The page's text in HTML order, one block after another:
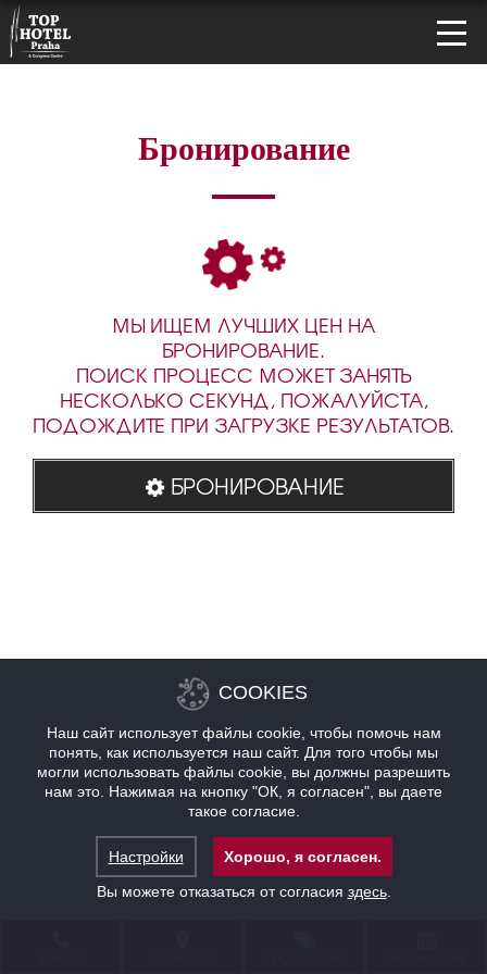
Бронирование
МЫ ИЩЕМ ЛУЧШИХ ЦЕН НА
БРОНИРОВАНИЕ.
ПОИСК ПРОЦЕСС МОЖЕТ ЗАНЯТЬ
НЕСКОЛЬКО СЕКУНД, ПОЖАЛУЙСТА,
ПОДОЖДИТЕ ПРИ ЗАГРУЗКЕ РЕЗУЛЬТАТОВ.
БРОНИРОВАНИЕ
COOKIES
Наш сайт использует файлы cookie, чтобы помочь нам
понять, как используется наш сайт. Для того чтобы мы
могли использовать файлы cookie, вы должны разрешить
нам это. Нажимая на кнопку "ОК, я согласен", вы даете
такое согласие.
Настройки
Хорошо, я согласен.
Вы можете отказаться от согласия здесь.